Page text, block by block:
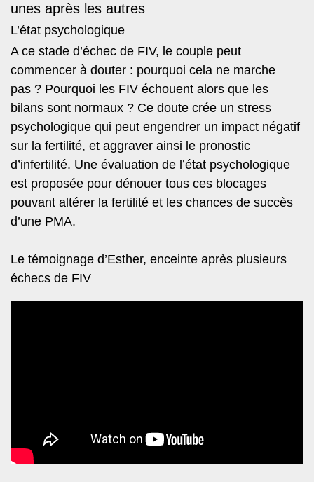
unes après les autres
L’état psychologique
A ce stade d’échec de FIV, le couple peut
commencer à douter : pourquoi cela ne marche
pas ? Pourquoi les FIV échouent alors que les
bilans sont normaux ? Ce doute crée un stress
psychologique qui peut engendrer un impact négatif
sur la fertilité, et aggraver ainsi le pronostic
d’infertilité. Une évaluation de l’état psychologique
est proposée pour dénouer tous ces blocages
pouvant altérer la fertilité et les chances de succès
d’une PMA.
Le témoignage d’Esther, enceinte après plusieurs
échecs de FIV